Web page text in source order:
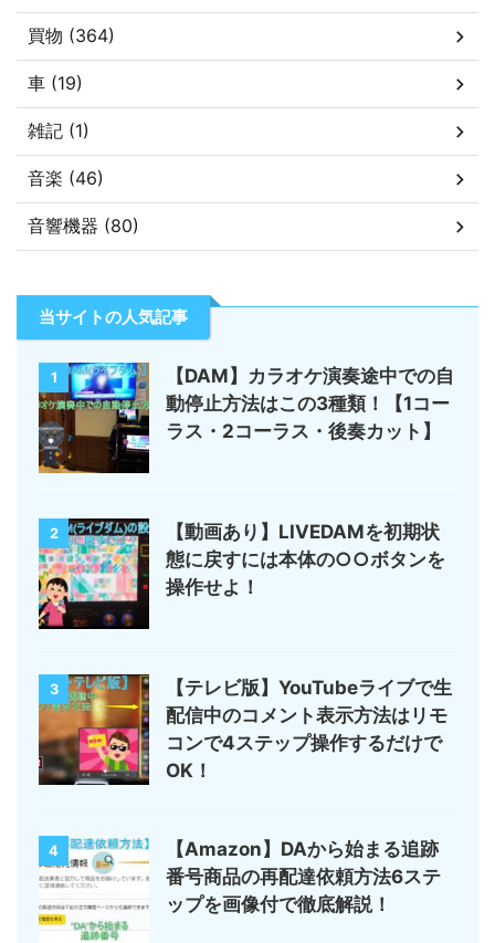
買物 (364)
車 (19)
雑記 (1)
音楽 (46)
音響機器 (80)
当サイトの人気記事
1
【DAM】カラオケ演奏途中での自
動停止方法はこの3種類！【1コー
ラス・2コーラス・後奏カット】
2
【動画あり】LIVEDAMを初期状
態に戻すには本体の○○ボタンを
操作せよ！
3
【テレビ版】YouTubeライブで生
配信中のコメント表示方法はリモ
コンで4ステップ操作するだけで
OK！
4
【Amazon】DAから始まる追跡
番号商品の再配達依頼方法6ステ
ップを画像付で徹底解説！